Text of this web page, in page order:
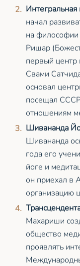
Интегральная
начал
на
Ришар
первый центр
Свами
основал
посещал
отношениям
Шивананда
Шивананда
года его
йоге и
он приехал в
организацию
Махариши
общество
проявлять